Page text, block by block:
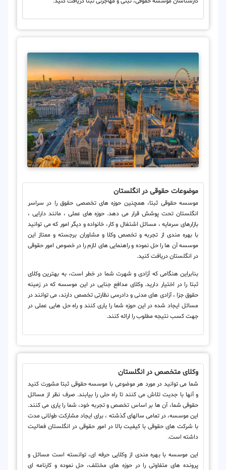
موضوعات حقوقی در انگلستان
موسسه حقوقی ثبتا، همچنین حوزه های تخصصی حقوق را در سراسر
انگلستان تحت پوشش قرار می دهد. حوزه های عملی ، مانند دارایی ،
بازارهای سرمایه ، مسائل اشتغال و کار، خانواده و دیگر امور که می توانید
با بهره مندی از تجربه و تخصص وکلا و مشاوران برجسته و ممتاز این
موسسه آن ها را حل نموده و راهنمایی های لازم را در خصوص امور حقوقی
در انگلستان دریافت کنید.
بنابراین هنگامی که آزادی و شهرت شما در خطر است، به بهترین وکلای
ثبتا را در اختیار دارید. وکلای مدافع جنایی در این موسسه که در زمینه
حقوق جزا ، آزادی های مدنی و دادرسی نظارتی تخصص دارند، می توانند در
مسائل ایجاد شده در این حوزه شما را یاری کنند و راه حل هایی عملی در
جهت کسب نتیجه مطلوب را ارائه کنند.
وکلای متخصص در انگلستان
شما می توانید در مورد هر موضوعی با موسسه حقوقی ثبتا مشورت کنید
و آنها با جدیت تلاش می کنند تا راه حلی را بیابند. صرف نظر از مسائل
حقوقی شما، آن ها بر اساس تخصص و تجربه خود، شما را یاری می کنند.
این موسسه، در تمامی سالهای گذشته ، برای ایجاد مشارکت طولانی مدت
با شرکت های حقوقی با کیفیت بالا در امور حقوقی در انگلستان فعالیت
داشته است.
این موسسه با بهره مندی از وکلایی حرفه ای، توانسته است مسائل و
پرونده های متفاوتی را در حوزه های مختلف، حل نموده و کارنامه ای